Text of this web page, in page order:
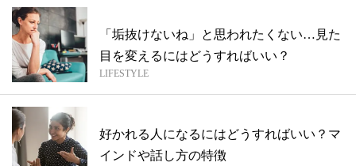
「垢抜けないね」と思われたくない…見た
目を変えるにはどうすればいい？
LIFESTYLE
好かれる人になるにはどうすればいい？マ
インドや話し方の特徴